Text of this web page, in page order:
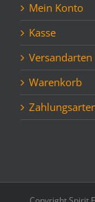
Mein Konto
Kasse
Versandarten
Warenkorb